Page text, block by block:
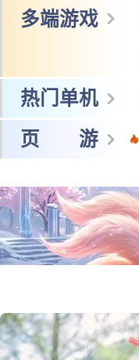
多端游戏
热门单机
页 游